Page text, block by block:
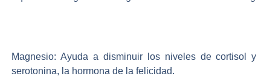
Magnesio: Ayuda a disminuir los niveles de cortisol y
serotonina, la hormona de la felicidad.